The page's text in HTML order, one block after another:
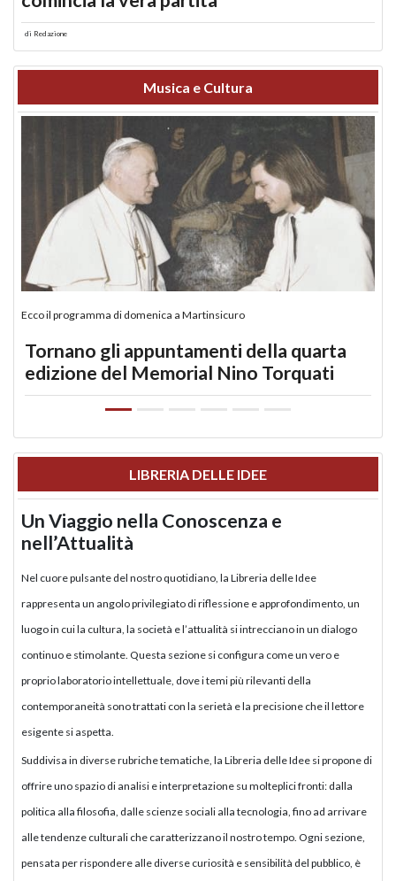
di Redazione
Musica e Cultura
Ecco il programma di domenica a Martinsicuro
Tornano gli appuntamenti della quarta
edizione del Memorial Nino Torquati
LIBRERIA DELLE IDEE
Un Viaggio nella Conoscenza e
nell’Attualità
Nel cuore pulsante del nostro quotidiano, la Libreria delle Idee
rappresenta un angolo privilegiato di riflessione e approfondimento, un
luogo in cui la cultura, la società e l’attualità si intrecciano in un dialogo
continuo e stimolante. Questa sezione si configura come un vero e
proprio laboratorio intellettuale, dove i temi più rilevanti della
contemporaneità sono trattati con la serietà e la precisione che il lettore
esigente si aspetta.
Suddivisa in diverse rubriche tematiche, la Libreria delle Idee si propone di
offrire uno spazio di analisi e interpretazione su molteplici fronti: dalla
politica alla filosofia, dalle scienze sociali alla tecnologia, fino ad arrivare
alle tendenze culturali che caratterizzano il nostro tempo. Ogni sezione,
pensata per rispondere alle diverse curiosità e sensibilità del pubblico, è